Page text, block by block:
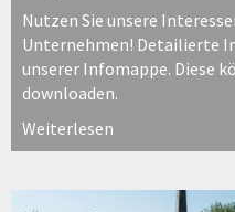
Nutzen Sie unsere
Unternehmen! Detailierte
unserer Infomappe. Diese
downloaden.
Weiterlesen